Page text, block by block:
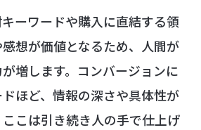
ーワードや購入に直結する領
想が価値となるため、人間が
増します。コンバージョンに
ほど、情報の深さや具体性が
こは引き続き人の手で仕上げ